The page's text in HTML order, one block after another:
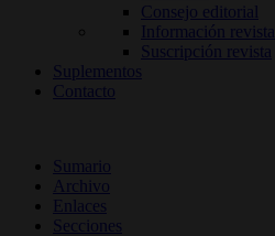
Consejo editorial
Información revista
Suscripción revista
Suplementos
Contacto
Sumario
Archivo
Enlaces
Secciones